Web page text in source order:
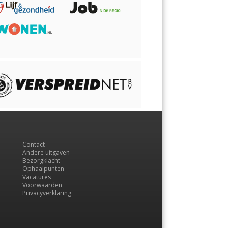
Contact
Andere uitgaven
Bezorgklacht
Ophaalpunten
Vacatures
Voorwaarden
Privacyverklaring